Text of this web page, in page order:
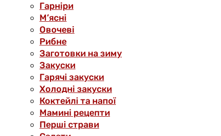
Гарніри
М’ясні
Овочеві
Рибне
Заготовки на зиму
Закуски
Гарячі закуски
Холодні закуски
Коктейлі та напої
Мамині рецепти
Перші страви